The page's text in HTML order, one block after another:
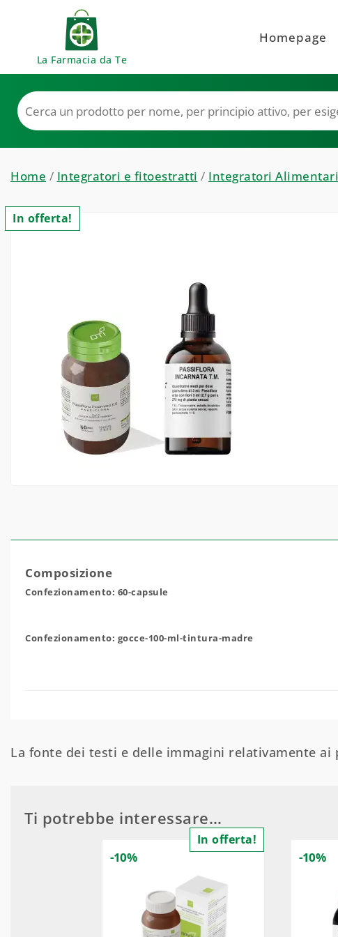
La Farmacia da Te
Homepage
Home / Integratori e fitoestratti / Integratori Alimentari
In offerta!
Composizione
Confezionamento: 60-capsule
Confezionamento: gocce-100-ml-tintura-madre
La fonte dei testi e delle immagini relativamente
Ti potrebbe interessare…
In offerta!
-10% -10%